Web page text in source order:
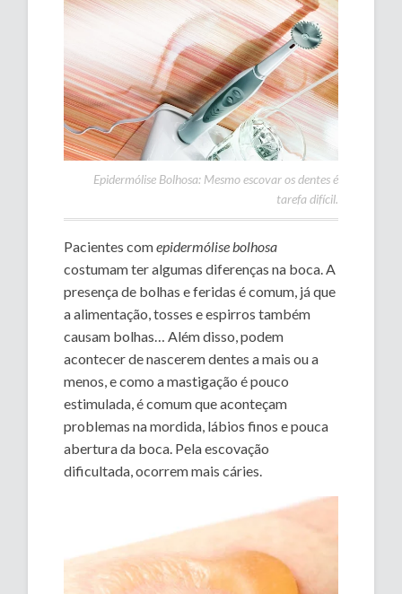
Epidermólise Bolhosa: Mesmo escovar os dentes é
tarefa difícil.
Pacientes comepidermólise bolhosa
costumam ter algumas diferenças na boca. A
presença de bolhas e feridas é comum, já que
a alimentação, tosses e espirros também
causam bolhas… Além disso, podem
acontecer de nascerem dentes a mais ou a
menos, e como a mastigação é pouco
estimulada, é comum que aconteçam
problemas na mordida, lábios finos e pouca
abertura da boca. Pela escovação
dificultada, ocorrem mais cáries.